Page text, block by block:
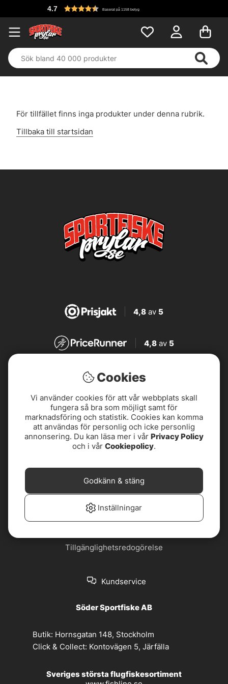
4.7 Baserat på 1158 betyg
För tillfället finns inga produkter under denna rubrik.
Tillbaka till startsidan
4,8av 5
4,8 av 5
4,7
4,7av5
leveransvillkor
Nyhetsbrev
Om oss Privacy policy
Tillgänglighetsredogörelse
Kundservice
Söder Sportfiske AB
Butik: Hornsgatan 148, Stockholm
Click & Collect: Kontovägen 5, Järfälla
Sveriges största flugfiskesortiment
Cookies
Vi använder cookies för att vår webbplats skall
fungera så bra som möjligt samt för
marknadsföring och statistik. Cookies kan komma
att användas för personlig och icke personlig
annonsering. Du kan läsa mer i vår Privacy Policy
och i vår Cookiepolicy.
Inställningar
Godkänn & stäng